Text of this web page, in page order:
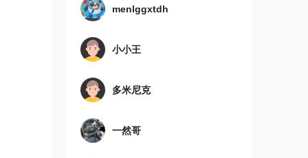
menlggxtdh
小小王
多米尼克
一然哥